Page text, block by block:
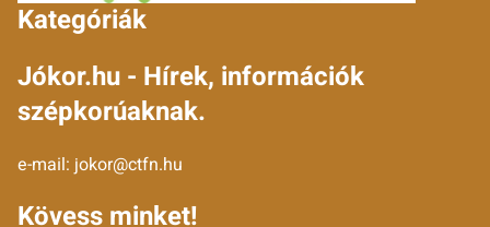
Kategóriák
Jókor.hu - Hírek, információk
szépkorúaknak.
e-mail: jokor@ctfn.hu
Kövess minket!